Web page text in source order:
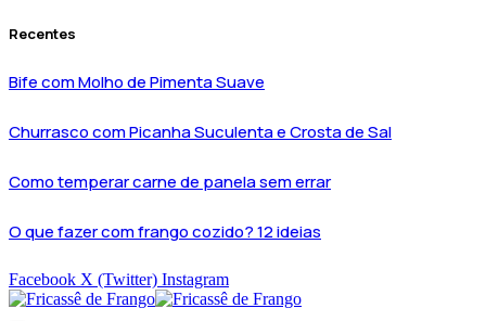
Recentes
Bife com Molho de Pimenta Suave
Churrasco com Picanha Suculenta e Crosta de Sal
Como temperar carne de panela sem errar
O que fazer com frango cozido? 12 ideias
Facebook X (Twitter) Instagram